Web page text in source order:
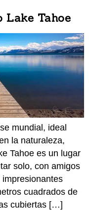
Lake Tahoe
mundial, ideal
la naturaleza,
Tahoe es un lugar
solo, con amigos
cuadrados de
cubiertas […]